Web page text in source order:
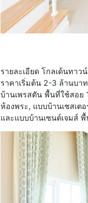
รายละเอียด โกลเด้นทา
ราคาเริ่มต้น 2-3 ล้านบา
บ้านเพรสตัน พื้นที่ใช้สอย
ห้องพระ, แบบบ้านเชสเต
และแบบบ้านเซนต์เจมส์